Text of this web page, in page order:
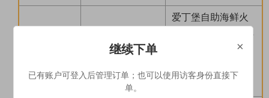
£25/人/餐
爱丁堡自助海鲜火
锅（不含酒水），5
人以上成团。 是否
×
继续下单
已有账户可登入后管理订单；也可以使用访客身份直接下
单。